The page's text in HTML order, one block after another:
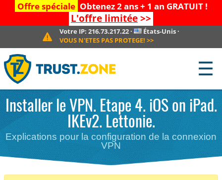
Offre spéciale Obtenez 2 ans + 1 an GRATUIT !
L'offre limitée>>
Votre IP:216.73.217.22 · États-Unis·
VOUS N'ETES PAS PROTEGE! >>
☰
Installer le VPN. Etape 4. iOS on iPad.
IKEv2. Lettonie.
Explications pour la configuration de la connexion
VPN